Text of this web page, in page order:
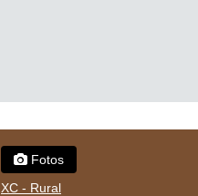
Fotos
XC - Rural